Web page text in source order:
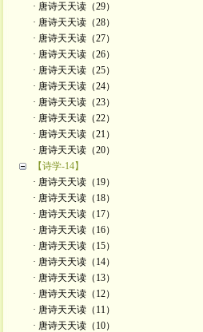
· 唐诗天天读（29）
· 唐诗天天读（28）
· 唐诗天天读（27）
· 唐诗天天读（26）
· 唐诗天天读（25）
· 唐诗天天读（24）
· 唐诗天天读（23）
· 唐诗天天读（22）
· 唐诗天天读（21）
· 唐诗天天读（20）
【诗学-14】
· 唐诗天天读（19）
· 唐诗天天读（18）
· 唐诗天天读（17）
· 唐诗天天读（16）
· 唐诗天天读（15）
· 唐诗天天读（14）
· 唐诗天天读（13）
· 唐诗天天读（12）
· 唐诗天天读（11）
· 唐诗天天读（10）